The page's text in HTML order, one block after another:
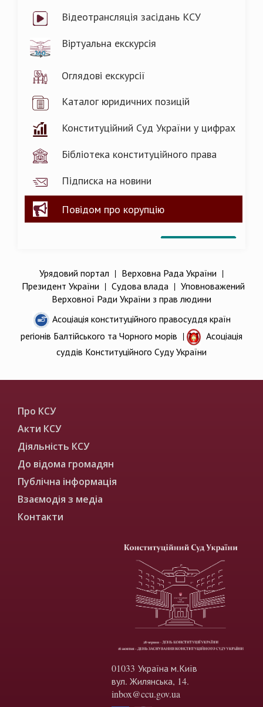
Відеотрансляція засідань КСУ
Віртуальна екскурсія
Оглядові екскурсії
Каталог юридичних позицій
Конституційний Суд України у цифрах
Бібліотека конституційного права
Підписка на новини
Повідом про корупцію
Урядовий портал | Верховна Рада України |
Президент України | Судова влада| Уповноважений
Верховної Ради України з прав людини
Асоціація конституційного правосуддя країн
регіонів Балтійського та Чорного морів |
Асоціація
суддів Конституційного Суду України
Про КСУ
Акти КСУ
Діяльність КСУ
До відома громадян
Публічна інформація
Взаємодія з медіа
Контакти
01033 Україна м.Київ
вул. Жилянська, 14.
inbox@ccu.gov.ua